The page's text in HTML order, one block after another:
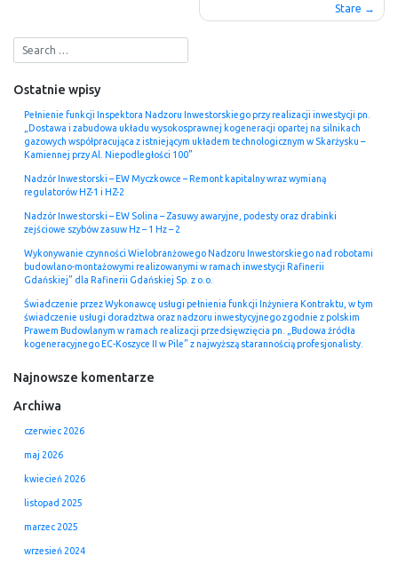
Stare
Ostatnie wpisy
Pełnienie funkcji Inspektora Nadzoru Inwestorskiego przy realizacji inwestycji pn.
„Dostawa i zabudowa układu wysokosprawnej kogeneracji opartej na silnikach
gazowych współpracująca z istniejącym układem technologicznym w Skarżysku –
Kamiennej przy Al. Niepodległości 100”
Nadzór Inwestorski – EW Myczkowce – Remont kapitalny wraz wymianą
regulatorów HZ-1 i HZ-2
Nadzór Inwestorski – EW Solina – Zasuwy awaryjne, podesty oraz drabinki
zejściowe szybów zasuw Hz – 1 Hz – 2
Wykonywanie czynności Wielobranżowego Nadzoru Inwestorskiego nad robotami
budowlano-montażowymi realizowanymi w ramach inwestycji Rafinerii
Gdańskiej” dla Rafinerii Gdańskiej Sp. z o.o.
Świadczenie przez Wykonawcę usługi pełnienia funkcji Inżyniera Kontraktu, w tym
świadczenie usługi doradztwa oraz nadzoru inwestycyjnego zgodnie z polskim
Prawem Budowlanym w ramach realizacji przedsięwzięcia pn. „Budowa źródła
kogeneracyjnego EC-Koszyce II w Pile” z najwyższą starannością profesjonalisty.
Najnowsze komentarze
Archiwa
czerwiec 2026
maj 2026
kwiecień 2026
listopad 2025
marzec 2025
wrzesień 2024